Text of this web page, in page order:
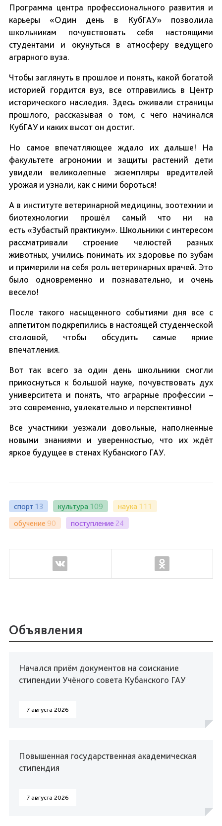
Программа центра профессионального развития и
карьеры «Один день в КубГАУ» позволила
школьникам почувствовать себя настоящими
студентами и окунуться в атмосферу ведущего
аграрного вуза.
Чтобы заглянуть в прошлое и понять, какой богатой
историей гордится вуз, все отправились в Центр
исторического наследия. Здесь оживали страницы
прошлого, рассказывая о том, с чего начинался
КубГАУ и каких высот он достиг.
Но самое впечатляющее ждало их дальше! На
факультете агрономии и защиты растений дети
увидели великолепные экземпляры вредителей
урожая и узнали, как с ними бороться!
А в институте ветеринарной медицины, зоотехнии и
биотехнологии прошёл самый что ни на
есть «Зубастый практикум». Школьники с интересом
рассматривали строение челюстей разных
животных, учились понимать их здоровье по зубам
и примерили на себя роль ветеринарных врачей. Это
было одновременно и познавательно, и очень
весело!
После такого насыщенного событиями дня все с
аппетитом подкрепились в настоящей студенческой
столовой, чтобы обсудить самые яркие
впечатления.
Вот так всего за один день школьники смогли
прикоснуться к большой науке, почувствовать дух
университета и понять, что аграрные профессии –
это современно, увлекательно и перспективно!
Все участники уезжали довольные, наполненные
новыми знаниями и уверенностью, что их ждёт
яркое будущее в стенах Кубанского ГАУ.
спорт 13 культура 109 наука 111
обучение 90 поступление 24
Объявления
Начался приём документов на соискание
стипендии Учёного совета Кубанского ГАУ
7 августа 2026
Повышенная государственная академическая
стипендия
7 августа 2026